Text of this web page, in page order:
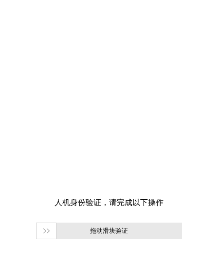
拖动滑块验证